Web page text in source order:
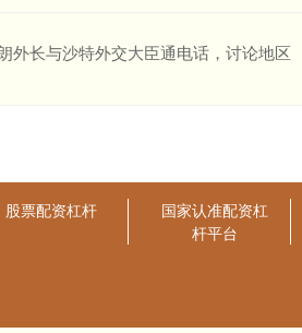
外长与沙特外交大臣通电话，讨论地区
股票配资杠杆
国家认准配资杠
杆平台